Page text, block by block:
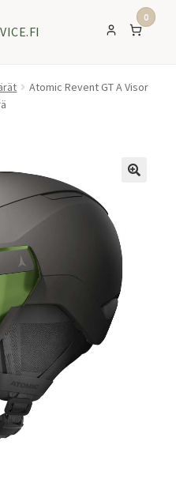
0
Atomic Revent GT A Visor